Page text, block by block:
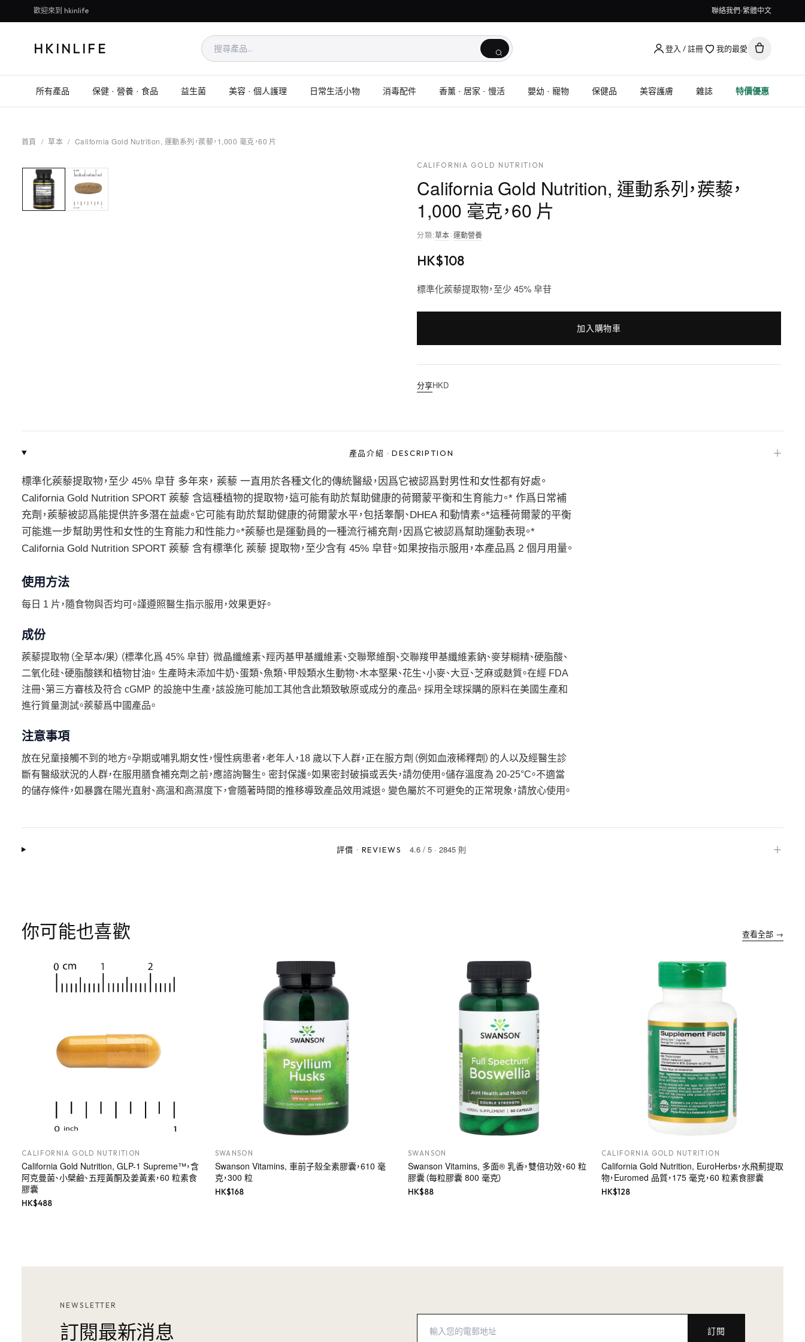
歡迎來到 hkinlife 聯絡我們 繁體中文
HKINLIFE 登入 / 註冊 我的最愛
所有產品 保健 · 營養 · 食品 益生菌 美容 · 個人護理 日常生活小物 消毒配件 香薰 · 居家 · 慢活 嬰幼 · 寵物 保健品 美容護膚 雜誌 特價優惠
首頁 / 草本 / California Gold Nutrition, 運動系列，蒺藜，1,000 毫克，60 片
CALIFORNIA GOLD NUTRITION
California Gold Nutrition, 運動系列，蒺藜，
1,000 毫克，60 片
分類:草本·運動營養
HK$108
標準化蒺藜提取物，至少 45% 皁苷
加入購物車
分享HKD
產品介紹 ·DESCRIPTION ＋
標準化蒺藜提取物，至少 45% 皁苷 多年來， 蒺藜 一直用於各種文化的傳統醫級，因爲它被認爲對男性和女性都有好處。
California Gold Nutrition SPORT 蒺藜 含這種植物的提取物，這可能有助於幫助健康的荷爾蒙平衡和生育能力。* 作爲日常補
充劑，蒺藜被認爲能提供許多潛在益處。它可能有助於幫助健康的荷爾蒙水平，包括睾酮、DHEA 和動情素。*這種荷爾蒙的平衡
可能進一步幫助男性和女性的生育能力和性能力。*蒺藜也是運動員的一種流行補充劑，因爲它被認爲幫助運動表現。*
California Gold Nutrition SPORT 蒺藜 含有標準化 蒺藜 提取物，至少含有 45% 皁苷。如果按指示服用，本產品爲 2 個月用量。
使用方法
每日 1 片，隨食物與否均可。謹遵照醫生指示服用，效果更好。
成份
蒺藜提取物（全草本/果）（標準化爲 45% 皁苷） 微晶纖維素、羥丙基甲基纖維素、交聯聚維酮、交聯羧甲基纖維素鈉、麥芽糊精、硬脂酸、
二氧化硅、硬脂酸鎂和植物甘油。 生產時未添加牛奶、蛋類、魚類、甲殼類水生動物、木本堅果、花生、小麥、大豆、芝麻或麩質。在經 FDA
注冊、第三方審核及符合 cGMP 的設施中生產，該設施可能加工其他含此類致敏原或成分的產品。 採用全球採購的原料在美國生產和
進行質量測試。蒺藜爲中國產品。
注意事項
放在兒童接觸不到的地方。孕期或哺乳期女性，慢性病患者，老年人，18 歲以下人群，正在服方劑（例如血液稀釋劑）的人以及經醫生診
斷有醫級狀況的人群，在服用膳食補充劑之前，應諮詢醫生。 密封保護。如果密封破損或丟失，請勿使用。儲存溫度為 20-25°C。不適當
的儲存條件，如暴露在陽光直射、高溫和高濕度下，會隨著時間的推移導致產品效用減退。 變色屬於不可避免的正常現象，請放心使用。
評價 · REVIEWS 4.6 /5 ·2845 則 ＋
你可能也喜歡 查看全部 →
CALIFORNIA GOLD NUTRITION
California Gold Nutrition, GLP-1 Supreme™，含
阿克曼菌、小檗鹼、五羥黃酮及姜黃素，60 粒素食
膠囊
HK$488
SWANSON
Swanson Vitamins, 車前子殼全素膠囊，610 毫
克，300 粒
HK$168
SWANSON
Swanson Vitamins, 多面® 乳香，雙倍功效，60 粒
膠囊（每粒膠囊 800 毫克）
HK$88
CALIFORNIA GOLD NUTRITION
California Gold Nutrition, EuroHerbs，水飛薊提取
物，Euromed 品質，175 毫克，60 粒素食膠囊
HK$128
NEWSLETTER
訂閱最新消息 訂閱